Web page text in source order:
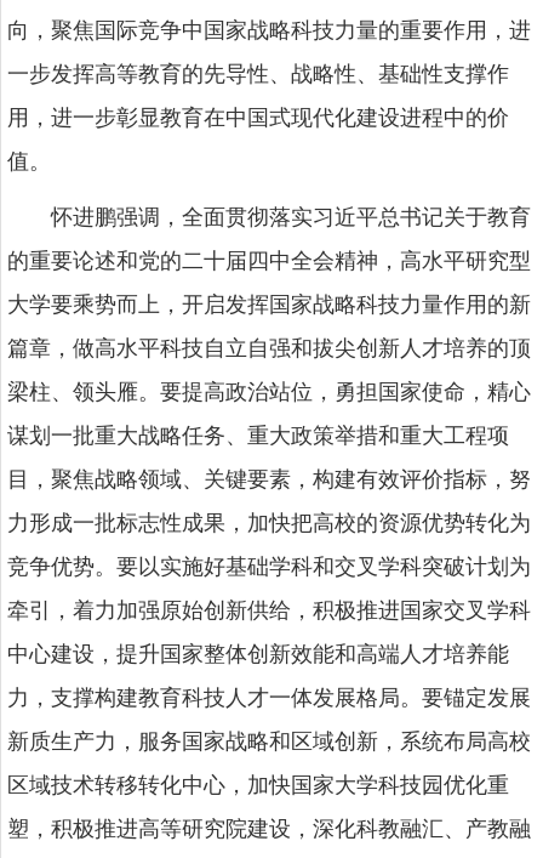
向，聚焦国际竞争中国家战略科技力量的重要作用，进
一步发挥高等教育的先导性、战略性、基础性支撑作
用，进一步彰显教育在中国式现代化建设进程中的价
值。
怀进鹏强调，全面贯彻落实习近平总书记关于教育
的重要论述和党的二十届四中全会精神，高水平研究型
大学要乘势而上，开启发挥国家战略科技力量作用的新
篇章，做高水平科技自立自强和拔尖创新人才培养的顶
梁柱、领头雁。要提高政治站位，勇担国家使命，精心
谋划一批重大战略任务、重大政策举措和重大工程项
目，聚焦战略领域、关键要素，构建有效评价指标，努
力形成一批标志性成果，加快把高校的资源优势转化为
竞争优势。要以实施好基础学科和交叉学科突破计划为
牵引，着力加强原始创新供给，积极推进国家交叉学科
中心建设，提升国家整体创新效能和高端人才培养能
力，支撑构建教育科技人才一体发展格局。要锚定发展
新质生产力，服务国家战略和区域创新，系统布局高校
区域技术转移转化中心，加快国家大学科技园优化重
塑，积极推进高等研究院建设，深化科教融汇、产教融